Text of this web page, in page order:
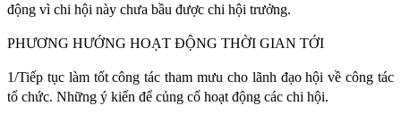
động vì chi hội này chưa bầu được chi hội trưởng.
PHƯƠNG HƯỚNG HOẠT ĐỘNG THỜI GIAN TỚI
1/Tiếp tục làm tốt công tác tham mưu cho lãnh đạo hội về công tác
tổ chức. Những ý kiến để củng cố hoạt động các chi hội.